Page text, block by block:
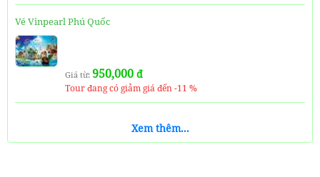
Vé Vinpearl Phú Quốc
Giá từ: 950,000 đ
Tour đang có giảm giá đến -11 %
Xem thêm...